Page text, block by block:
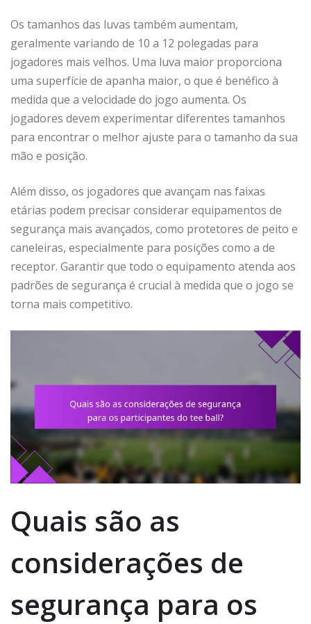
Os tamanhos das luvas também aumentam,
geralmente variando de 10 a 12 polegadas para
jogadores mais velhos. Uma luva maior proporciona
uma superfície de apanha maior, o que é benéfico à
medida que a velocidade do jogo aumenta. Os
jogadores devem experimentar diferentes tamanhos
para encontrar o melhor ajuste para o tamanho da sua
mão e posição.
Além disso, os jogadores que avançam nas faixas
etárias podem precisar considerar equipamentos de
segurança mais avançados, como protetores de peito e
caneleiras, especialmente para posições como a de
receptor. Garantir que todo o equipamento atenda aos
padrões de segurança é crucial à medida que o jogo se
torna mais competitivo.
Quais são as
considerações de
segurança para os